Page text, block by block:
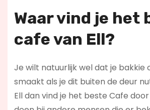
Waar vind je het
cafe van Ell?
Je wilt natuurlijk wel dat je bakkie
smaakt als je dit buiten de deur
Ell dan vind je het beste Cafe